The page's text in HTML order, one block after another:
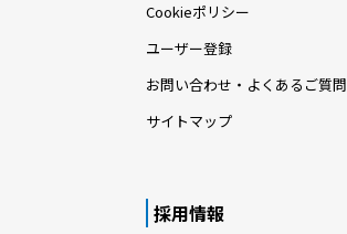
Cookieポリシー
ユーザー登録
お問い合わせ・よくあるご質問
サイトマップ
採用情報